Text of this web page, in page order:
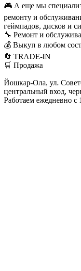
🎮 А еще мы
ремонту и
геймпадов, дисков и
🔧 Ремонт и
💰 Выкуп в любом
🔄 TRADE-IN
🛒 Продажа
Йошкар-Ола, ул.
центральный вход,
Работаем ежедневно с